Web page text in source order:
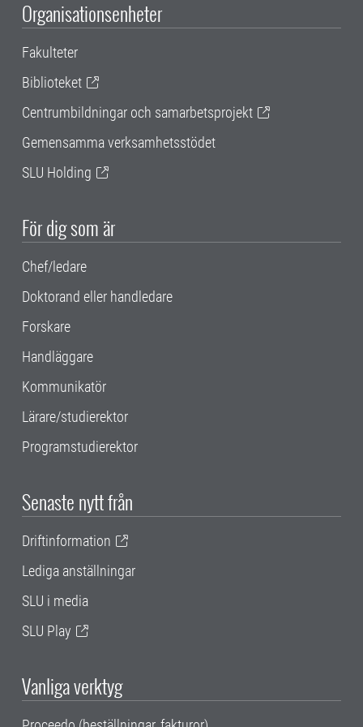
Organisationsenheter
Fakulteter
Biblioteket
Centrumbildningar och samarbetsprojekt
Gemensamma verksamhetsstödet
SLU Holding
För dig som är
Chef/ledare
Doktorand eller handledare
Forskare
Handläggare
Kommunikatör
Lärare/studierektor
Programstudierektor
Senaste nytt från
Driftinformation
Lediga anställningar
SLU i media
SLU Play
Vanliga verktyg